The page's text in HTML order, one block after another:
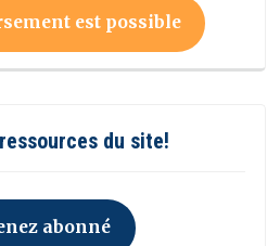
est possible
du site!
abonné